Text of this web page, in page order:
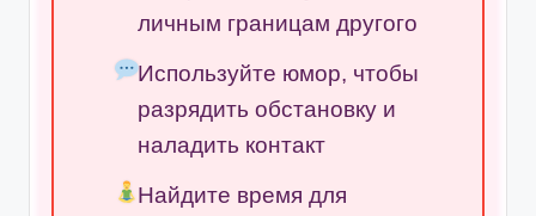
личным границам другого
Используйте юмор, чтобы
разрядить обстановку и
наладить контакт
Найдите время для